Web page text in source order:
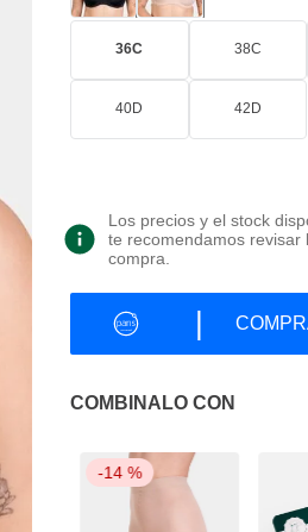
36C 38C
40D 42D
Los precios y el stock
te recomendamos revisar
compra.
|
COMBINALO CON
-14 %